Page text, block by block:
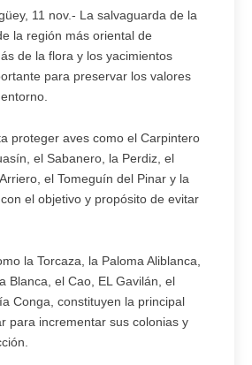
11 nov.- La salvaguarda de la
la región más oriental de
de la flora y los yacimientos
para preservar los valores
proteger aves como el Carpintero
el Sabanero, la Perdiz, el
el Tomeguín del Pinar y la
el objetivo y propósito de evitar
la Torcaza, la Paloma Aliblanca,
Blanca, el Cao, EL Gavilán, el
Conga, constituyen la principal
para incrementar sus colonias y